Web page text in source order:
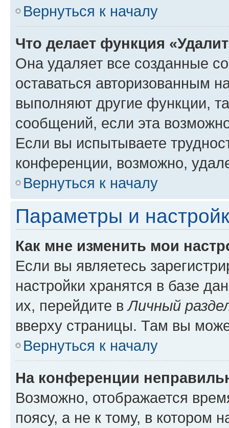
Вернуться к началу
Что делает функция
Она удаляет все созданные
оставаться авторизованным
выполняют другие функции,
сообщений, если эта
Если вы испытываете
конференции, возможно,
Вернуться к началу
Параметры и
Как мне изменить мои
Если вы являетесь
настройки хранятся в базе
их, перейдите вЛичный
вверху страницы. Там вы
Вернуться к началу
На конференции
Возможно, отображается
поясу, а не к тому, в котором